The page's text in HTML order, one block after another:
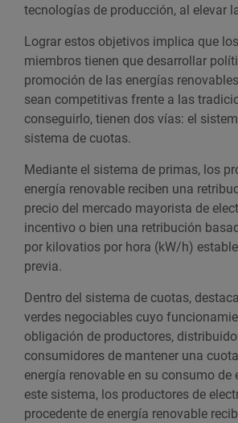
tecnologías de producción, al elevar
Lograr estos objetivos implica que
miembros tienen que desarrollar
promoción de las energías
sean competitivas frente a las
conseguirlo, tienen dos vías: el
sistema de cuotas.
Mediante el sistema de primas, los
energía renovable reciben una
precio del mercado mayorista de
incentivo o bien una retribución
por kilovatios por hora (kW/h)
previa.
Dentro del sistema de cuotas,
verdes negociables cuyo
obligación de productores,
consumidores de mantener una
energía renovable en su consumo de
este sistema, los productores de
procedente de energía renovable